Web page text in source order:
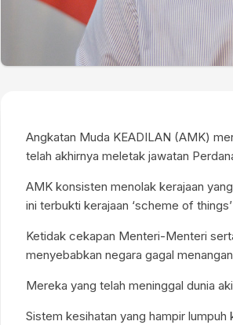
Angkatan Muda KEADILAN (AMK)
telah akhirnya meletak jawatan
AMK konsisten menolak kerajaan
ini terbukti kerajaan ‘scheme of
Ketidak cekapan Menteri-Menteri
menyebabkan negara gagal
Mereka yang telah meninggal dunia
Sistem kesihatan yang hampir